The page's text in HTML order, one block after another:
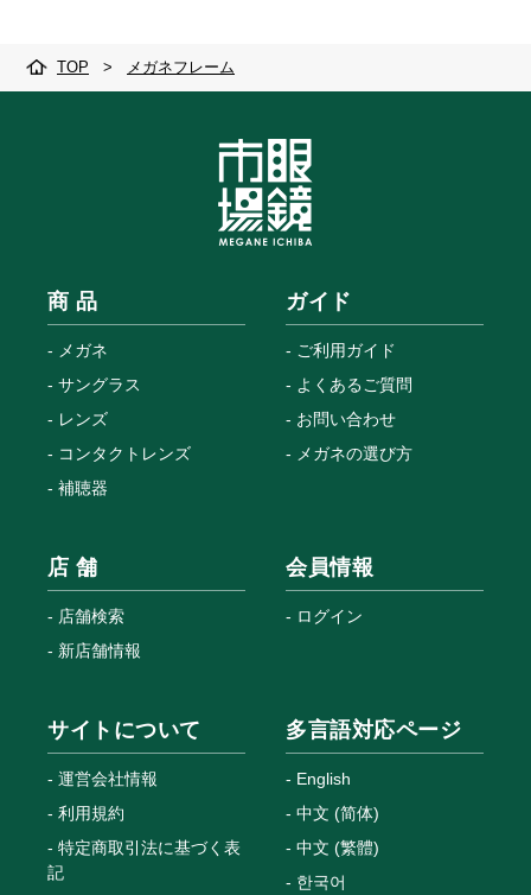
TOP > メガネフレーム
商 品
メガネ
サングラス
レンズ
コンタクトレンズ
補聴器
ガイド
ご利用ガイド
よくあるご質問
お問い合わせ
メガネの選び方
店 舗
店舗検索
新店舗情報
会員情報
ログイン
サイトについて
運営会社情報
利用規約
特定商取引法に基づく表
記
多言語対応ページ
English
中文 (简体)
中文 (繁體)
한국어